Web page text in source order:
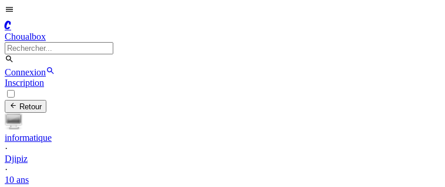
C
Choualbox
Connexion
Inscription
Retour
informatique
·
Djipiz
·
10 ans